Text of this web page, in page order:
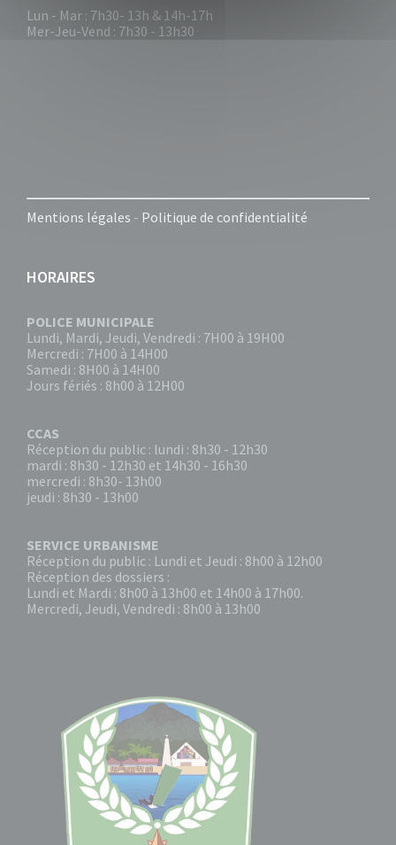
Lun - Mar : 7h30- 13h & 14h-17h
Mer-Jeu-Vend : 7h30 - 13h30
Mentions légales - Politique de confidentialité
HORAIRES
POLICE MUNICIPALE
Lundi, Mardi, Jeudi, Vendredi : 7H00 à 19H00
Mercredi : 7H00 à 14H00
Samedi : 8H00 à 14H00
Jours fériés : 8h00 à 12H00
CCAS
Réception du public : lundi : 8h30 - 12h30
mardi : 8h30 - 12h30 et 14h30 - 16h30
mercredi : 8h30- 13h00
jeudi : 8h30 - 13h00
SERVICE URBANISME
Réception du public : Lundi et Jeudi : 8h00 à 12h00
Réception des dossiers :
Lundi et Mardi : 8h00 à 13h00 et 14h00 à 17h00.
Mercredi, Jeudi, Vendredi : 8h00 à 13h00